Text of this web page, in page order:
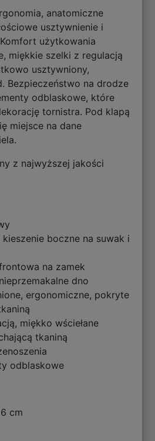
anatomiczne
usztywnienie i
użytkowania
miękkie szelki z regulacją
usztywniony,
Bezpieczeństwo na drodze
odblaskowe, które
tornistra. Pod klapą
miejsce na dane
z najwyższej jakości
boczne na suwak i
na zamek
dno
ergonomiczne, pokryte
miękko wściełane
tkaniną
odblaskowe
cm